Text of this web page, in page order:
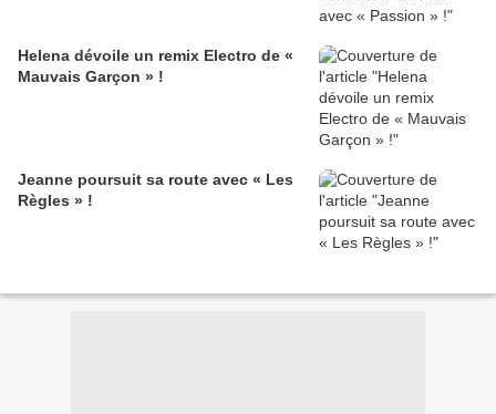
Helena dévoile un remix Electro de «
Mauvais Garçon » !
Jeanne poursuit sa route avec « Les
Règles » !